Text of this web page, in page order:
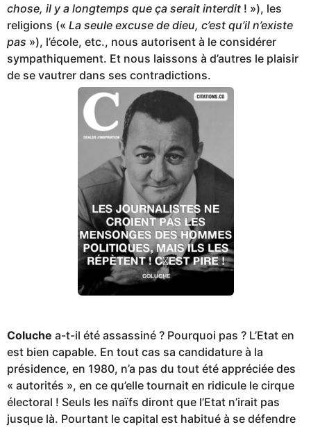
chose, il y a longtemps que ça serait interdit ! »), les
religions (« La seule excuse de dieu, c’est qu’il n’existe
pas »), l’école, etc., nous autorisent à le considérer
sympathiquement. Et nous laissons à d’autres le plaisir
de se vautrer dans ses contradictions.
Coluche a-t-il été assassiné ? Pourquoi pas ? L’Etat en
est bien capable. En tout cas sa candidature à la
présidence, en 1980, n’a pas du tout été appréciée des
« autorités », en ce qu’elle tournait en ridicule le cirque
électoral ! Seuls les naïfs diront que l’Etat n’irait pas
jusque là. Pourtant le capital est habitué à se défendre